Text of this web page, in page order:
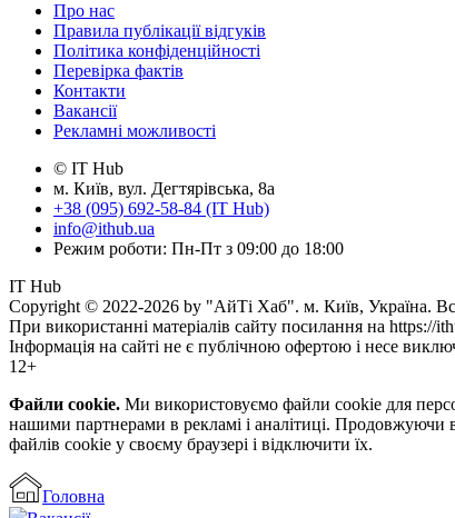
Про нас
Правила публікації відгуків
Політика конфіденційності
Перевірка фактів
Контакти
Вакансії
Рекламні можливості
© IT Hub
м. Київ, вул. Дегтярівська, 8а
+38 (095) 692-58-84 (IT Hub)
info@ithub.ua
Режим роботи: Пн-Пт з 09:00 до 18:00
IT Hub
Copyright © 2022-2026 by "АйТі Хаб". м. Київ, Україна.
При використанні матеріалів сайту посилання на https://
Інформація на сайті не є публічною офертою і несе
12+
Файли cookie. Ми використовуємо файли cookie для
нашими партнерами в рекламі і аналітиці. Продовжуючи
файлів cookie у своєму браузері і відключити їх.
Головна